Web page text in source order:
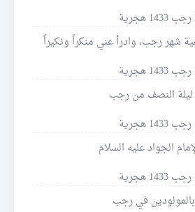
شهر رجب، وادرأ عني منكراً ونكيراً
النصف من رجب
الجواد عليه السلام
في رجب